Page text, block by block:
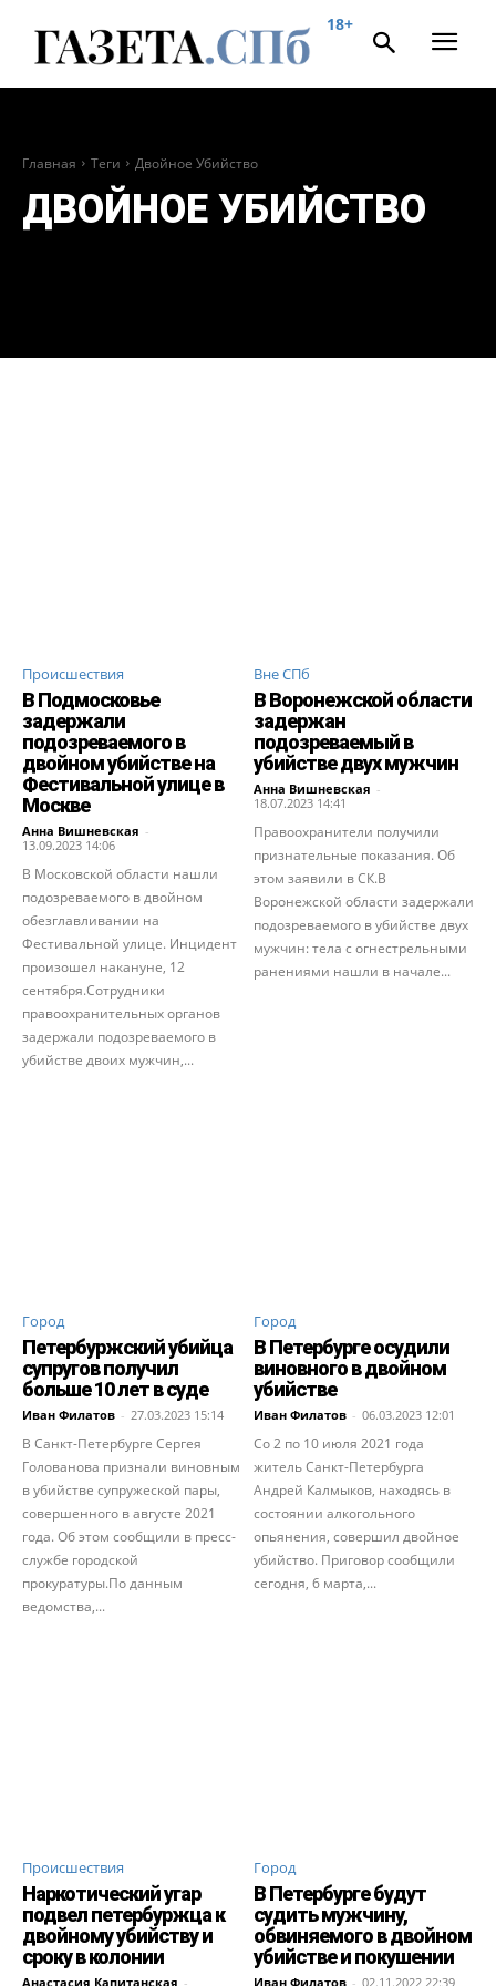
18+
Главная Теги Двойное Убийство
ДВОЙНОЕ УБИЙСТВО
Происшествия
В Подмосковье
задержали
подозреваемого в
двойном убийстве на
Фестивальной улице в
Москве
Анна Вишневская -
13.09.2023 14:06
В Московской области нашли
подозреваемого в двойном
обезглавливании на
Фестивальной улице. Инцидент
произошел накануне, 12
сентября.Сотрудники
правоохранительных органов
задержали подозреваемого в
убийстве двоих мужчин,...
Вне СПб
В Воронежской области
задержан
подозреваемый в
убийстве двух мужчин
Анна Вишневская -
18.07.2023 14:41
Правоохранители получили
признательные показания. Об
этом заявили в СК.В
Воронежской области задержали
подозреваемого в убийстве двух
мужчин: тела с огнестрельными
ранениями нашли в начале...
Город
Петербуржский убийца
супругов получил
больше 10 лет в суде
Иван Филатов - 27.03.2023 15:14
В Санкт-Петербурге Сергея
Голованова признали виновным
в убийстве супружеской пары,
совершенного в августе 2021
года. Об этом сообщили в пресс-
службе городской
прокуратуры.По данным
ведомства,...
Город
В Петербурге осудили
виновного в двойном
убийстве
Иван Филатов - 06.03.2023 12:01
Со 2 по 10 июля 2021 года
житель Санкт-Петербурга
Андрей Калмыков, находясь в
состоянии алкогольного
опьянения, совершил двойное
убийство. Приговор сообщили
сегодня, 6 марта,...
Происшествия
Наркотический угар
подвел петербуржца к
двойному убийству и
сроку в колонии
Анастасия Капитанская -
Город
В Петербурге будут
судить мужчину,
обвиняемого в двойном
убийстве и покушении
Иван Филатов - 02.11.2022 22:39